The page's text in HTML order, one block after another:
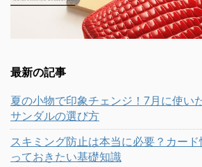
最新の記事
夏の小物で印象チェンジ！7月に使い
サンダルの選び方
スキミング防止は本当に必要？カー
っておきたい基礎知識